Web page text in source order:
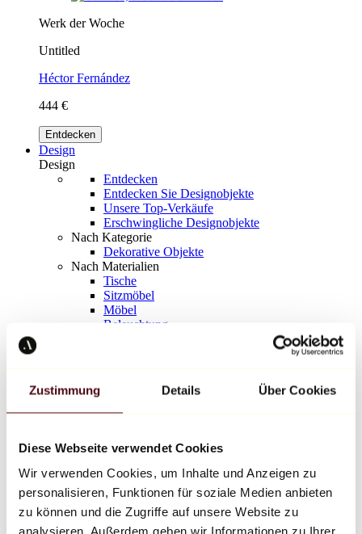
Zustimmung Details Über Cookies
Diese Webseite verwendet Cookies
Wir verwenden Cookies, um Inhalte und Anzeigen zu
personalisieren, Funktionen für soziale Medien anbieten
zu können und die Zugriffe auf unsere Website zu
analysieren. Außerdem geben wir Informationen zu Ihrer
Werk der Woche
Untitled
Héctor Fernández
444 €
Entdecken
Design
Design
Entdecken
Entdecken Sie Designobjekte
Unsere Top-Verkäufe
Erschwingliche Designobjekte
Nach Kategorie
Dekorative Objekte
Nach Materialien
Tische
Sitzmöbel
Möbel
Beleuchtung
Richard Orlinski
Keith Haring
Jeff Koons
Jean-Michel Basquiat
Alle Designer
Werk der Woche